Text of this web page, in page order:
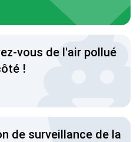
vous de l'air pollué
!
de surveillance de la